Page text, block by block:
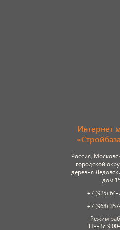
Интернет
Россия,
городской
деревня
дом 15
+7 (925) 64-
+7 (968)
Режим
Пн-Вс